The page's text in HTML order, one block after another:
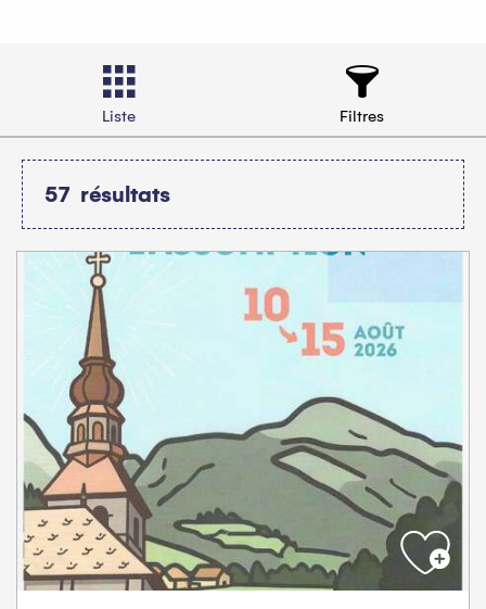
Liste Filtres
57 résultats